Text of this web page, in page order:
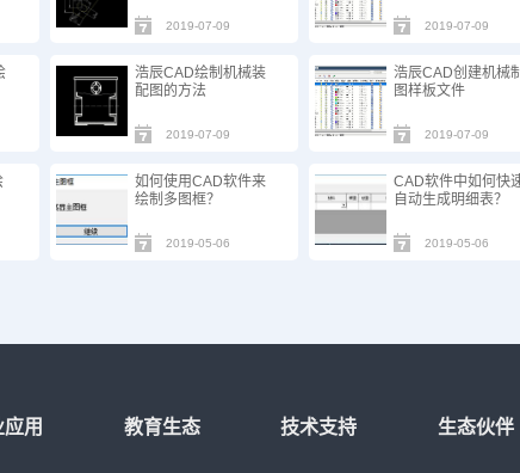
2019-07-09 2019-07-09
浩辰CAD绘制机械装
配图的方法
2019-07-09
浩辰CAD创建机械
图样板文件
2019-07-09
如何使用CAD软件来
绘制多图框？
2019-05-06
CAD软件中如何快
自动生成明细表？
2019-05-06
用 教育生态 技术支持 生态伙伴